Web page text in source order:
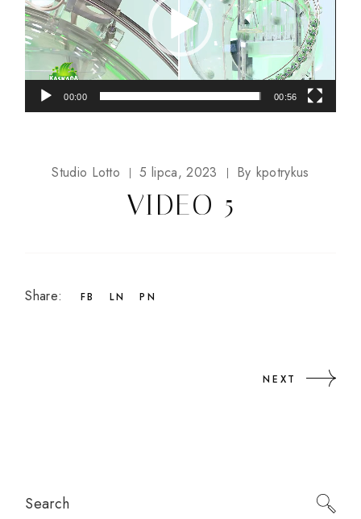
00:00 00:56
Studio Lotto 5 lipca, 2023 By kpotrykus
VIDEO 5
Share: FB LN PN
NEXT